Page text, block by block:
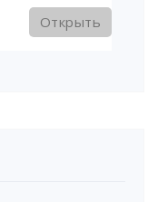
Открыть